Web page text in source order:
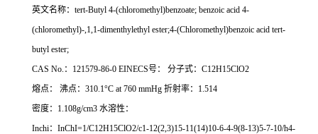
英文名称：tert-Butyl 4-(chloromethyl)benzoate; benzoic acid 4-
(chloromethyl)-,1,1-dimenthylethyl ester;4-(Chloromethyl)benzoic acid tert-
butyl ester;
CAS No.：121579-86-0 EINECS号： 分子式：C12H15ClO2
熔点： 沸点：310.1°C at 760 mmHg 折射率：1.514
密度：1.108g/cm3 水溶性：
Inchi：InChI=1/C12H15ClO2/c1-12(2,3)15-11(14)10-6-4-9(8-13)5-7-10/h4-